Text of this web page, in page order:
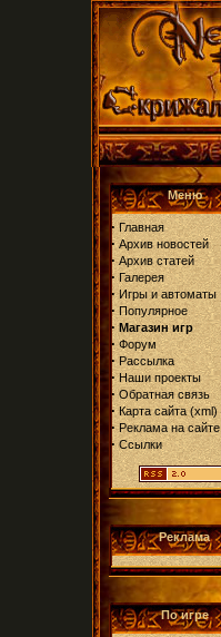
Меню
· Главная
· Архив новостей
· Архив статей
· Галерея
· Игры и автоматы
· Популярное
· Магазин игр
· Форум
· Рассылка
· Наши проекты
· Обратная связь
· Карта сайта(xml)
· Реклама на сайте
· Ссылки
Реклама
По игре